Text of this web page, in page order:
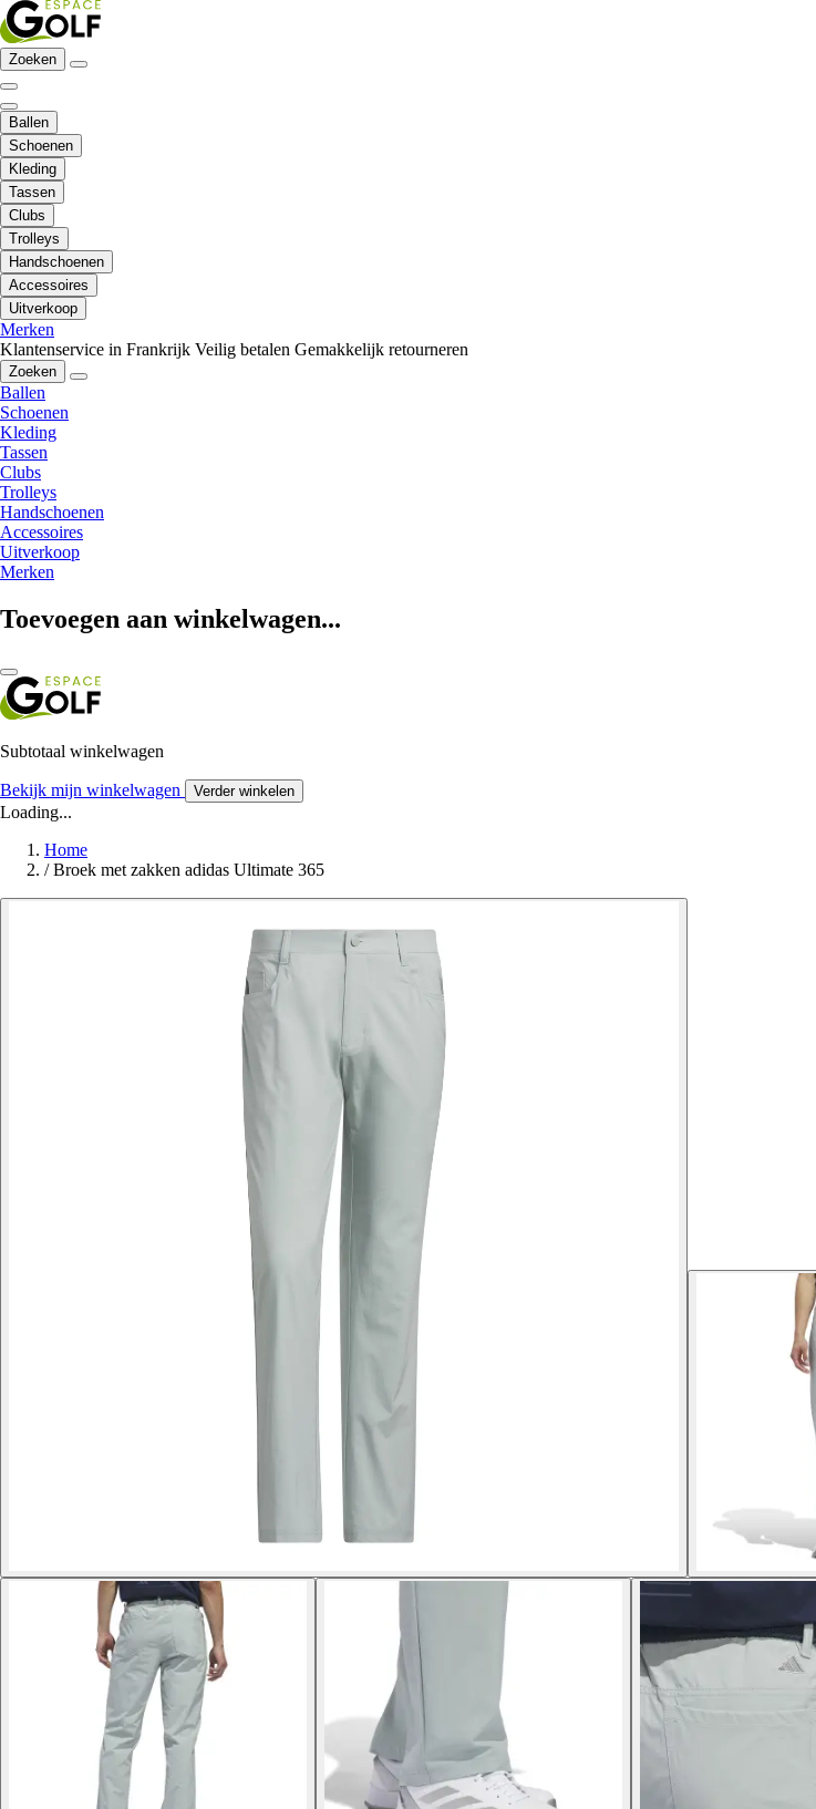
Zoeken
Ballen
Schoenen
Kleding
Tassen
Clubs
Trolleys
Handschoenen
Accessoires
Uitverkoop
Merken
Klantenservice in Frankrijk Veilig betalen Gemakkelijk retourneren
Zoeken
Ballen
Schoenen
Kleding
Tassen
Clubs
Trolleys
Handschoenen
Accessoires
Uitverkoop
Merken
Toevoegen aan winkelwagen...
Subtotaal winkelwagen
Bekijk mijn winkelwagen Verder winkelen
Loading...
Home
/ Broek met zakken adidas Ultimate 365